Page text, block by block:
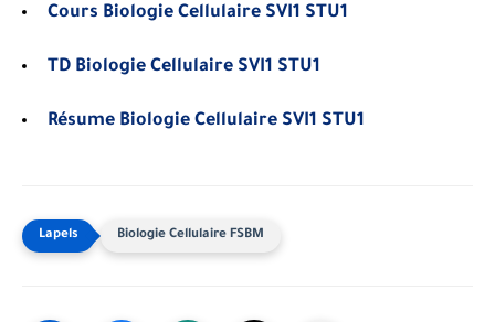
Cours Biologie Cellulaire SVI1 STU1
TD Biologie Cellulaire SVI1 STU1
Résume Biologie Cellulaire SVI1 STU1
Biologie Cellulaire FSBM